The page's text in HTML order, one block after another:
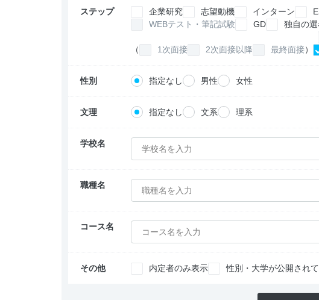
ステップ 企業研究 志望動機 インターン
WEBテスト・筆記試験
GD 独自の
（
1次面接 2次面接以降 最終面接）
性別 指定なし 男性 女性
文理 指定なし 文系 理系
学校名
学校名を入力
職種名
職種名を入力
コース名
コース名を入力
その他 内定者のみ表示 性別・大学が公開され